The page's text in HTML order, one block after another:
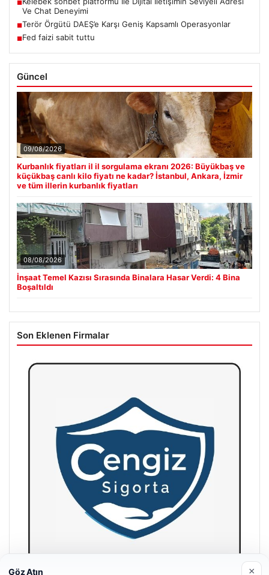
■
Ve Chat Deneyimi
■Terör Örgütü DAEŞ’e Karşı Geniş Kapsamlı Operasyonlar
■Fed faizi sabit tuttu
Güncel
09/08/2026
Kurbanlık fiyatları il il sorgulama ekranı 2026: Büyükbaş ve
küçükbaş canlı kilo fiyatı ne kadar? İstanbul, Ankara, İzmir
ve tüm illerin kurbanlık fiyatları
08/08/2026
İnşaat Temel Kazısı Sırasında Binalara Hasar Verdi: 4 Bina
Boşaltıldı
Son Eklenen Firmalar
Göz Atın ×